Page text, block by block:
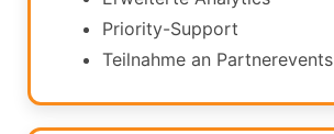
Priority-Support
Teilnahme an Partnerevents